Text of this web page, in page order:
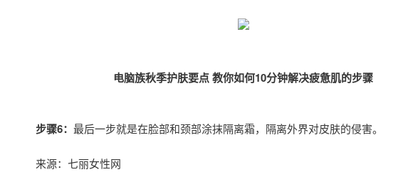
电脑族秋季护肤要点 教你如何10分钟解决疲惫肌的步骤
步骤6： 最后一步就是在脸部和颈部涂抹隔离霜，隔离外界对皮肤的侵害。
来源：七丽女性网